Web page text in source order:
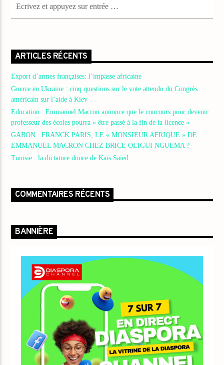
ARTICLES RÉCENTS
Export d’armes françaises: l’impasse africaine
Guerre en Ukraine : cinq questions sur le vote attendu du Congrès
américain sur l’aide à Kiev
Education : Emmanuel Macron annonce que le concours pour devenir
professeur des écoles pourra « être passé à la fin de la licence »
GABON : FRANCK PARIS, LE « MONSIEUR AFRIQUE » DE
EMMANUEL MACRON CHEZ BRICE OLIGUI NGUEMA ?
Tunisie : la dictature douce de Kaïs Saïed
COMMENTAIRES RÉCENTS
BANNIÈRE